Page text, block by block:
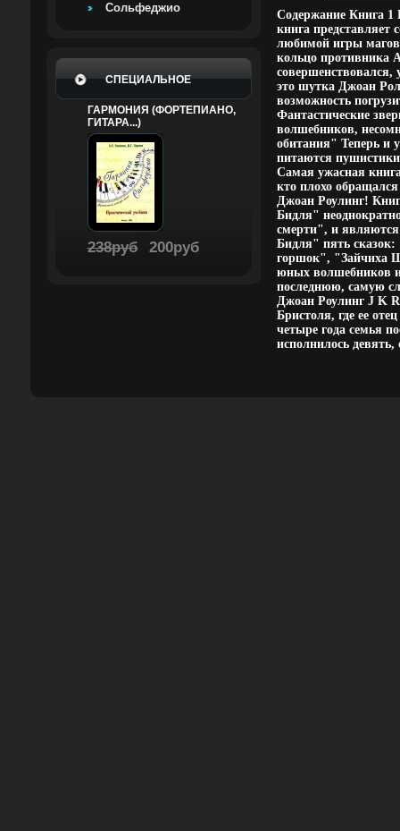
Сольфеджио
СПЕЦИАЛЬНОЕ
ГАРМОНИЯ (ФОРТЕПИАНО,
ГИТАРА...)
238руб 200руб
Содержание Книга 1
книга представляет
любимой игры
кольцо противника
это шутка Джоан
возможность
Фантастические
волшебников,
обитания" Теперь и
питаются пушистики
Самая ужасная
кто плохо
Джоан Роулинг!
Бидля"
смерти", и
Бидля" пять
горшок", "Зайчиха
юных волшебников
последнюю, самую
Джоан Роулинг J K
Бристоля, где ее
четыре года семья
исполнилось девять,